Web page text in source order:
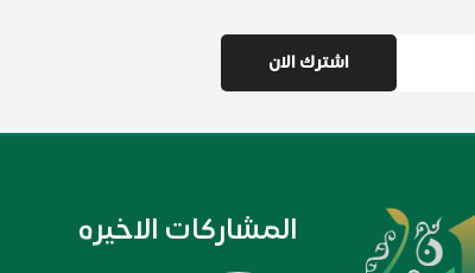
المشاركات الاخيره